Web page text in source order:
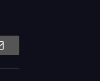
Email